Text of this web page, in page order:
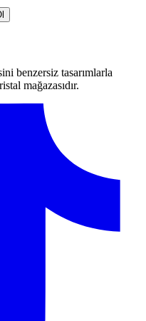
benzersiz tasarımlarla
mağazasıdır.